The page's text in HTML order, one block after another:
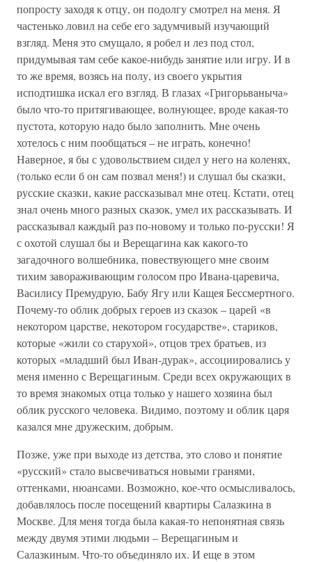
попросту заходя к отцу, он подолгу смотрел на меня. Я
частенько ловил на себе его задумчивый изучающий
взгляд. Меня это смущало, я робел и лез под стол,
придумывая там себе какое-нибудь занятие или игру. И в
то же время, возясь на полу, из своего укрытия
исподтишка искал его взгляд. В глазах «Григорьваныча»
было что-то притягивающее, волнующее, вроде какая-то
пустота, которую надо было заполнить. Мне очень
хотелось с ним пообщаться – не играть, конечно!
Наверное, я бы с удовольствием сидел у него на коленях,
(только если б он сам позвал меня!) и слушал бы сказки,
русские сказки, какие рассказывал мне отец. Кстати, отец
знал очень много разных сказок, умел их рассказывать. И
рассказывал каждый раз по-новому и только по-русски! Я
с охотой слушал бы и Верещагина как какого-то
загадочного волшебника, повествующего мне своим
тихим завораживающим голосом про Ивана-царевича,
Василису Премудрую, Бабу Ягу или Кащея Бессмертного.
Почему-то облик добрых героев из сказок – царей «в
некотором царстве, некотором государстве», стариков,
которые «жили со старухой», отцов трех братьев, из
которых «младший был Иван-дурак», ассоциировались у
меня именно с Верещагиным. Среди всех окружающих в
то время знакомых отца только у нашего хозяина был
облик русского человека. Видимо, поэтому и облик царя
казался мне дружеским, добрым.
Позже, уже при выходе из детства, это слово и понятие
«русский» стало высвечиваться новыми гранями,
оттенками, нюансами. Возможно, кое-что осмысливалось,
добавлялось после посещений квартиры Салазкина в
Москве. Для меня тогда была какая-то непонятная связь
между двумя этими людьми – Верещагиным и
Салазкиным. Что-то объединяло их. И еще в этом